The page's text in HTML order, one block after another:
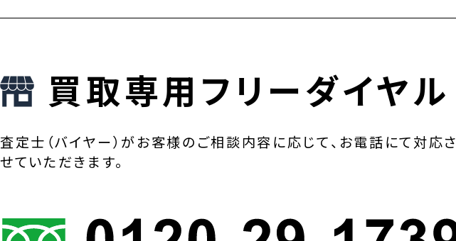
買取専用フリーダイヤル
査定士（バイヤー）がお客様のご相談内容に応じて、お電話にて対応さ
せていただきます。